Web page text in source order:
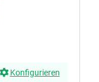
Konfigurieren